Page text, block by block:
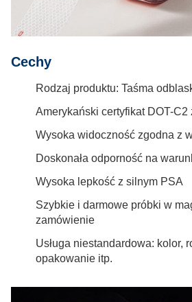
Cechy
Rodzaj produktu: Taśma
Amerykański certyfikat DOT-C2
Wysoka widoczność zgodna z
Doskonała odporność na
Wysoka lepkość z silnym PSA
Szybkie i darmowe próbki w
zamówienie
Usługa niestandardowa: kolor,
opakowanie itp.